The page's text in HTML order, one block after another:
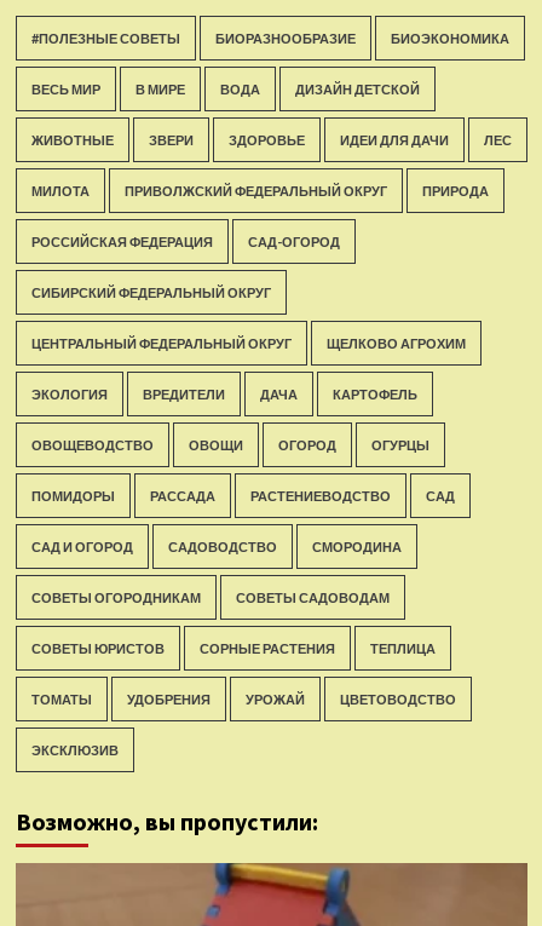
#ПОЛЕЗНЫЕ СОВЕТЫ БИОРАЗНООБРАЗИЕ БИОЭКОНОМИКА
ВЕСЬ МИР В МИРЕ ВОДА ДИЗАЙН ДЕТСКОЙ
ЖИВОТНЫЕ ЗВЕРИ ЗДОРОВЬЕ ИДЕИ ДЛЯ ДАЧИ ЛЕС
МИЛОТА ПРИВОЛЖСКИЙ ФЕДЕРАЛЬНЫЙ ОКРУГ ПРИРОДА
РОССИЙСКАЯ ФЕДЕРАЦИЯ САД-ОГОРОД
СИБИРСКИЙ ФЕДЕРАЛЬНЫЙ ОКРУГ
ЦЕНТРАЛЬНЫЙ ФЕДЕРАЛЬНЫЙ ОКРУГ ЩЕЛКОВО АГРОХИМ
ЭКОЛОГИЯ ВРЕДИТЕЛИ ДАЧА КАРТОФЕЛЬ
ОВОЩЕВОДСТВО ОВОЩИ ОГОРОД ОГУРЦЫ
ПОМИДОРЫ РАССАДА РАСТЕНИЕВОДСТВО САД
САД И ОГОРОД САДОВОДСТВО СМОРОДИНА
СОВЕТЫ ОГОРОДНИКАМ СОВЕТЫ САДОВОДАМ
СОВЕТЫ ЮРИСТОВ СОРНЫЕ РАСТЕНИЯ ТЕПЛИЦА
ТОМАТЫ УДОБРЕНИЯ УРОЖАЙ ЦВЕТОВОДСТВО
ЭКСКЛЮЗИВ
Возможно, вы пропустили: